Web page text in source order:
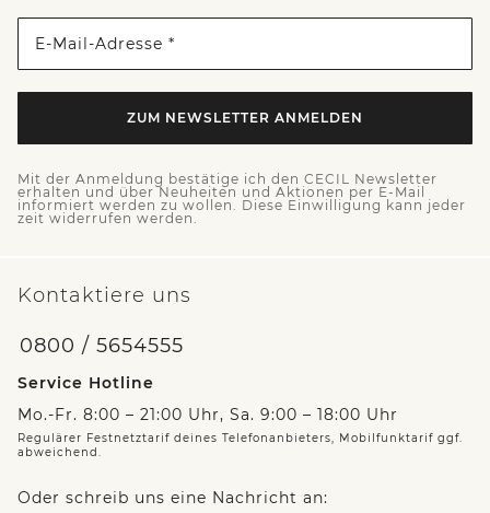
E-Mail-Adresse *
ZUM NEWSLETTER ANMELDEN
Mit der Anmeldung bestätige ich den CECIL Newsletter
erhalten und über Neuheiten und Aktionen per E-Mail
informiert werden zu wollen. Diese Einwilligung kann jeder
zeit widerrufen werden.
Kontaktiere uns
0800 / 5654555
Service Hotline
Mo.-Fr. 8:00 – 21:00 Uhr, Sa. 9:00 – 18:00 Uhr
Regulärer Festnetztarif deines Telefonanbieters, Mobilfunktarif ggf.
abweichend.
Oder schreib uns eine Nachricht an: